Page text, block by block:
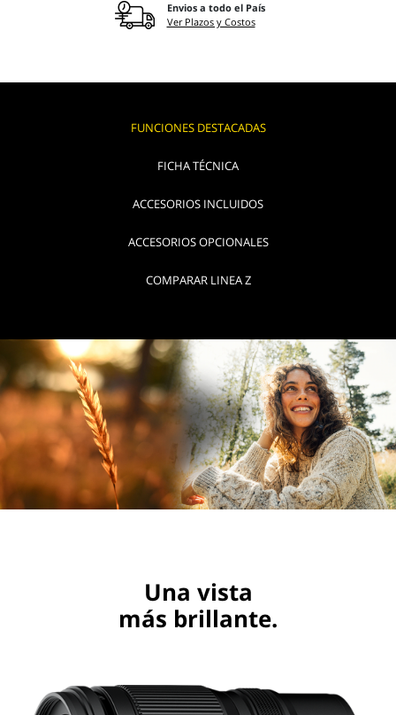
Envios a todo el País
Ver Plazos y Costos
FUNCIONES DESTACADAS
FICHA TÉCNICA
ACCESORIOS INCLUIDOS
ACCESORIOS OPCIONALES
COMPARAR LINEA Z
Una vista
más brillante.